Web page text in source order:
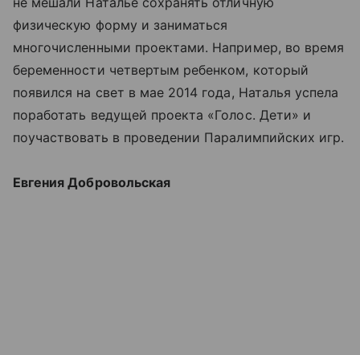
физическую форму и заниматься
многочисленными проектами. Например, во время
беременности четвертым ребенком, который
появился на свет в мае 2014 года, Наталья успела
поработать ведущей проекта «Голос. Дети» и
поучаствовать в проведении Паралимпийских игр.
Евгения Добровольская